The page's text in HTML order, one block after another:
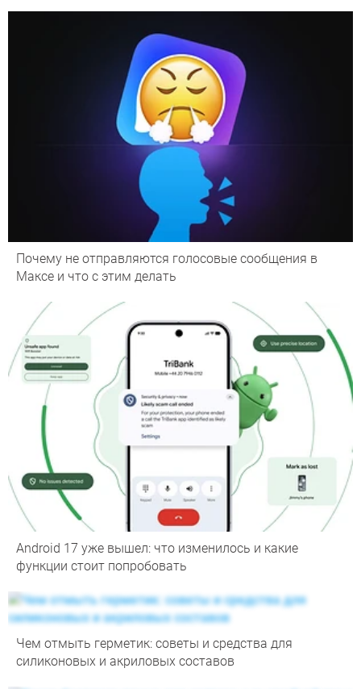
Почему не отправляются голосовые сообщения в
Максе и что с этим делать
Android 17 уже вышел: что изменилось и какие
функции стоит попробовать
Чем отмыть герметик: советы и средства для
силиконовых и акриловых составов